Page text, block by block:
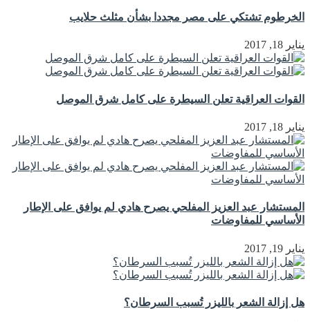
الخرطوم تشتكي على مصر مجددا بشأن مثلث حلايب
يناير 18, 2017
القوات العراقية تعلن السيطرة على كامل شرق الموصل
يناير 18, 2017
المستشار عبد العزيز المفلحي يصرح هادي لم يوافق على الإطار
الأساسي للمفاوضات
يناير 19, 2017
هل إزالة الشعر بالليزر تُسبب السرطان؟